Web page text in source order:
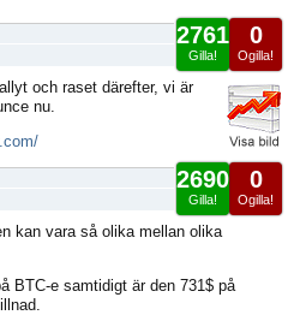
0
Ogilla!
2761
Gilla!
och raset därefter, vi är
nu.
0
Ogilla!
2690
Gilla!
kan vara så olika mellan olika
BTC-e samtidigt är den 731$ på